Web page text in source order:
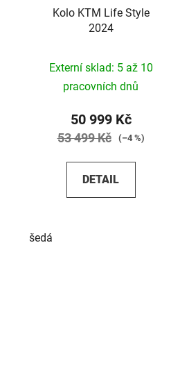
Kolo KTM Life Style
2024
Externí sklad: 5 až 10
pracovních dnů
50 999 Kč
53 499 Kč (–4 %)
DETAIL
šedá